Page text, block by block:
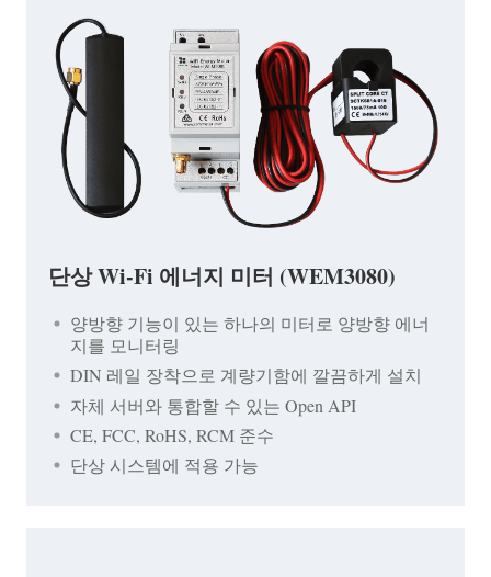
단상 Wi-Fi 에너지 미터 (WEM3080)
양방향 기능이 있는 하나의 미터로 양방향 에너
지를 모니터링
DIN 레일 장착으로 계량기함에 깔끔하게 설치
자체 서버와 통합할 수 있는 Open API
CE, FCC, RoHS, RCM 준수
단상 시스템에 적용 가능